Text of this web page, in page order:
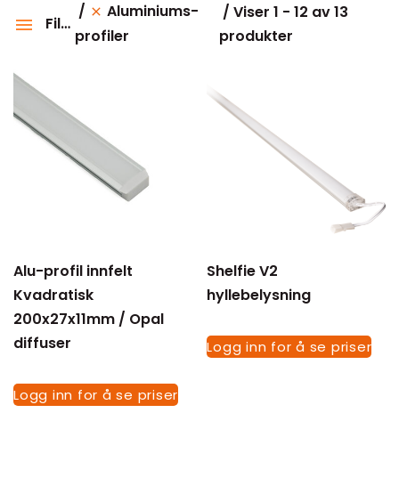
Filter
Aluminiums-
profiler
Viser 1 - 12 av 13
produkter
Effekt
Dimmetype
Sortering
Alu-profil innfelt
Kvadratisk
200x27x11mm / Opal
diffuser
Logg inn for å se priser
Shelfie V2
hyllebelysning
Logg inn for å se priser